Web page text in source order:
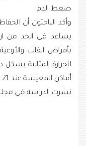
ضغط الدم.
وأكد الباحثون أن
يساعد في الحد من
بأمراض القلب
الحرارة المثالية
أماكن المعيشة عند 21 درجة مئوية على الأقل.
نشرت الدراسة في